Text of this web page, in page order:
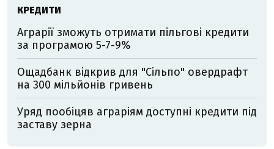
КРЕДИТИ
Аграрії зможуть отримати пільгові кредити
за програмою 5-7-9%
Ощадбанк відкрив для "Сільпо" овердрафт
на 300 мільйонів гривень
Уряд пообіцяв аграріям доступні кредити під
заставу зерна